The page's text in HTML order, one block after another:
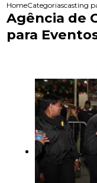
HomeCategoriascasting
Agência de
para